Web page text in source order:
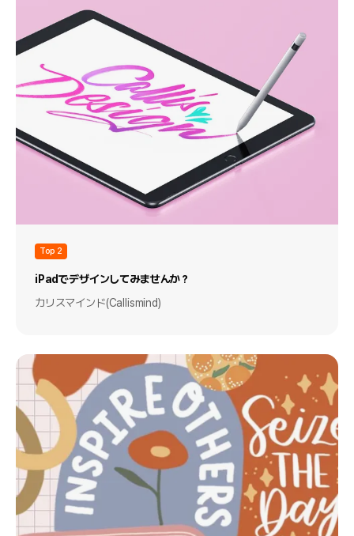
Top 2
iPadでデザインしてみませんか？
カリスマインド(Callismind)